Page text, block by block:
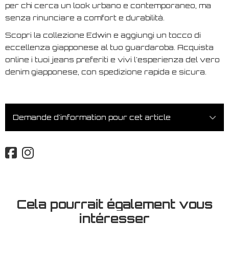
per chi cerca un look urbano e contemporaneo, ma
senza rinunciare a comfort e durabilità.
Scopri la collezione Edwin e aggiungi un tocco di
eccellenza giapponese al tuo guardaroba. Acquista
online i tuoi jeans preferiti e vivi l'esperienza del vero
denim giapponese, con spedizione rapida e sicura.
Demande d'information pour cet article
Cela pourrait également vous
intéresser